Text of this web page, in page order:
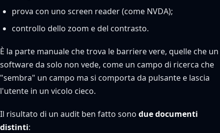
prova con uno screen reader (come NVDA);
controllo dello zoom e del contrasto.
È la parte manuale che trova le barriere vere, quelle che un
software da solo non vede, come un campo di ricerca che
"sembra" un campo ma si comporta da pulsante e lascia
l'utente in un vicolo cieco.
Il risultato di un audit ben fatto sono due documenti
distinti: